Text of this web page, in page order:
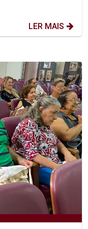
LER MAIS